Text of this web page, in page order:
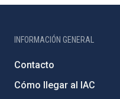
INFORMACIÓN GENERAL
Contacto
Cómo llegar al IAC